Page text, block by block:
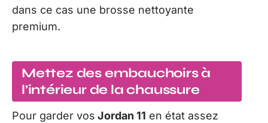
dans ce cas une brosse nettoyante
premium.
Mettez des embauchoirs à
l’intérieur de la chaussure
Pour garder vos Jordan 11 en état assez